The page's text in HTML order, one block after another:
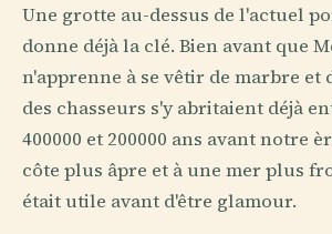
Une grotte au-dessus de l'actuel
donne déjà la clé. Bien avant que
n'apprenne à se vêtir de marbre et
des chasseurs s'y abritaient déjà
400000 et 200000 ans avant notre
côte plus âpre et à une mer plus
était utile avant d'être glamour.